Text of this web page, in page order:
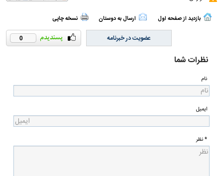
بازدید از صفحه اول ارسال به دوستان نسخه چاپی
0 عضویت در خبرنامه
نظرات شما
نام
ایمیل
* نظر